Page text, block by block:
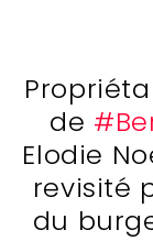
de
Elodie
revisité
du